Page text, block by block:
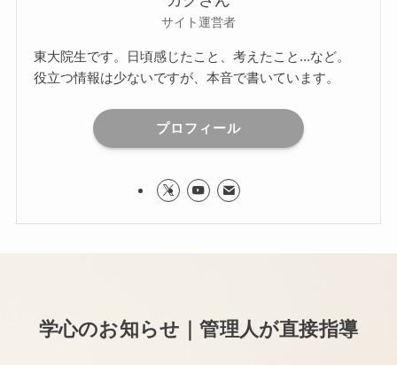
サイト運営者
東大院生です。日頃感じたこと、考えたこと...など。
役立つ情報は少ないですが、本音で書いています。
プロフィール
学心のお知らせ｜管理人が直接指導